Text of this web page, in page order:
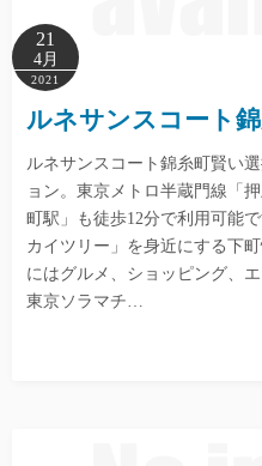
21
4月
2021
ルネサンスコート
ルネサンスコート錦糸町賢い
ョン。東京メトロ半蔵門線「
町駅」も徒歩12分で利用可能
カイツリー」を身近にする下
にはグルメ、ショッピング、
東京ソラマチ…